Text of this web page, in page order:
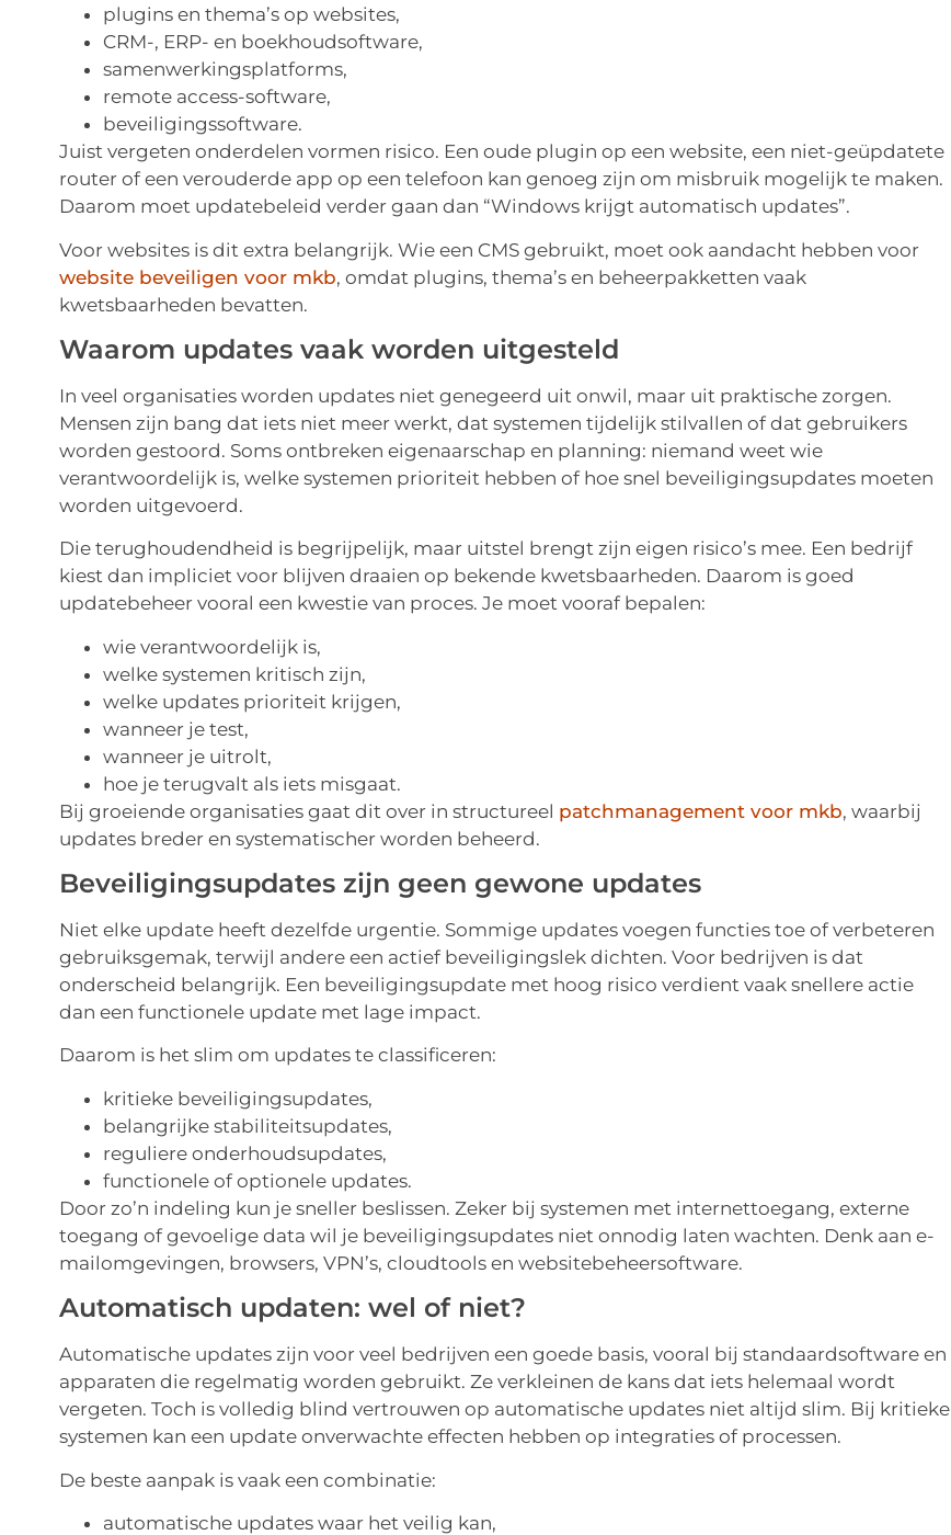
plugins en thema’s op websites,
CRM-, ERP- en boekhoudsoftware,
samenwerkingsplatforms,
remote access-software,
beveiligingssoftware.
Juist vergeten onderdelen vormen risico. Een oude plugin op een website, een niet-geüpdatete
router of een verouderde app op een telefoon kan genoeg zijn om misbruik mogelijk te maken.
Daarom moet updatebeleid verder gaan dan “Windows krijgt automatisch updates”.
Voor websites is dit extra belangrijk. Wie een CMS gebruikt, moet ook aandacht hebben voor
website beveiligen voor mkb, omdat plugins, thema’s en beheerpakketten vaak
kwetsbaarheden bevatten.
Waarom updates vaak worden uitgesteld
In veel organisaties worden updates niet genegeerd uit onwil, maar uit praktische zorgen.
Mensen zijn bang dat iets niet meer werkt, dat systemen tijdelijk stilvallen of dat gebruikers
worden gestoord. Soms ontbreken eigenaarschap en planning: niemand weet wie
verantwoordelijk is, welke systemen prioriteit hebben of hoe snel beveiligingsupdates moeten
worden uitgevoerd.
Die terughoudendheid is begrijpelijk, maar uitstel brengt zijn eigen risico’s mee. Een bedrijf
kiest dan impliciet voor blijven draaien op bekende kwetsbaarheden. Daarom is goed
updatebeheer vooral een kwestie van proces. Je moet vooraf bepalen:
wie verantwoordelijk is,
welke systemen kritisch zijn,
welke updates prioriteit krijgen,
wanneer je test,
wanneer je uitrolt,
hoe je terugvalt als iets misgaat.
Bij groeiende organisaties gaat dit over in structureel patchmanagement voor mkb, waarbij
updates breder en systematischer worden beheerd.
Beveiligingsupdates zijn geen gewone updates
Niet elke update heeft dezelfde urgentie. Sommige updates voegen functies toe of verbeteren
gebruiksgemak, terwijl andere een actief beveiligingslek dichten. Voor bedrijven is dat
onderscheid belangrijk. Een beveiligingsupdate met hoog risico verdient vaak snellere actie
dan een functionele update met lage impact.
Daarom is het slim om updates te classificeren:
kritieke beveiligingsupdates,
belangrijke stabiliteitsupdates,
reguliere onderhoudsupdates,
functionele of optionele updates.
Door zo’n indeling kun je sneller beslissen. Zeker bij systemen met internettoegang, externe
toegang of gevoelige data wil je beveiligingsupdates niet onnodig laten wachten. Denk aan e-
mailomgevingen, browsers, VPN’s, cloudtools en websitebeheersoftware.
Automatisch updaten: wel of niet?
Automatische updates zijn voor veel bedrijven een goede basis, vooral bij standaardsoftware en
apparaten die regelmatig worden gebruikt. Ze verkleinen de kans dat iets helemaal wordt
vergeten. Toch is volledig blind vertrouwen op automatische updates niet altijd slim. Bij kritieke
systemen kan een update onverwachte effecten hebben op integraties of processen.
De beste aanpak is vaak een combinatie:
automatische updates waar het veilig kan,